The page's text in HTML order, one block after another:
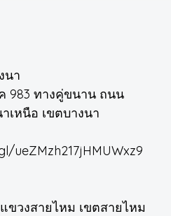
นา
983 ทางคู่ขนาน ถนน
เหนือ เขตบางนา
ueZMzh217jHMUWxz9
ขวงสายไหม เขตสายไหม